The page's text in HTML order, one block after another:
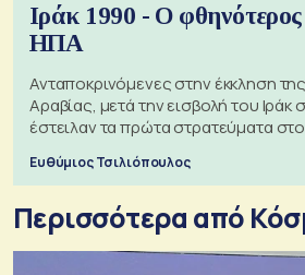
Ιράκ 1990 - Ο
ΗΠΑ
Ανταποκρινόμενες στην έκκληση
Αραβίας, μετά την εισβολή του Ιράκ
έστειλαν τα πρώτα στρατεύματα
Ευθύμιος Τσιλιόπουλος
Περισσότερα από